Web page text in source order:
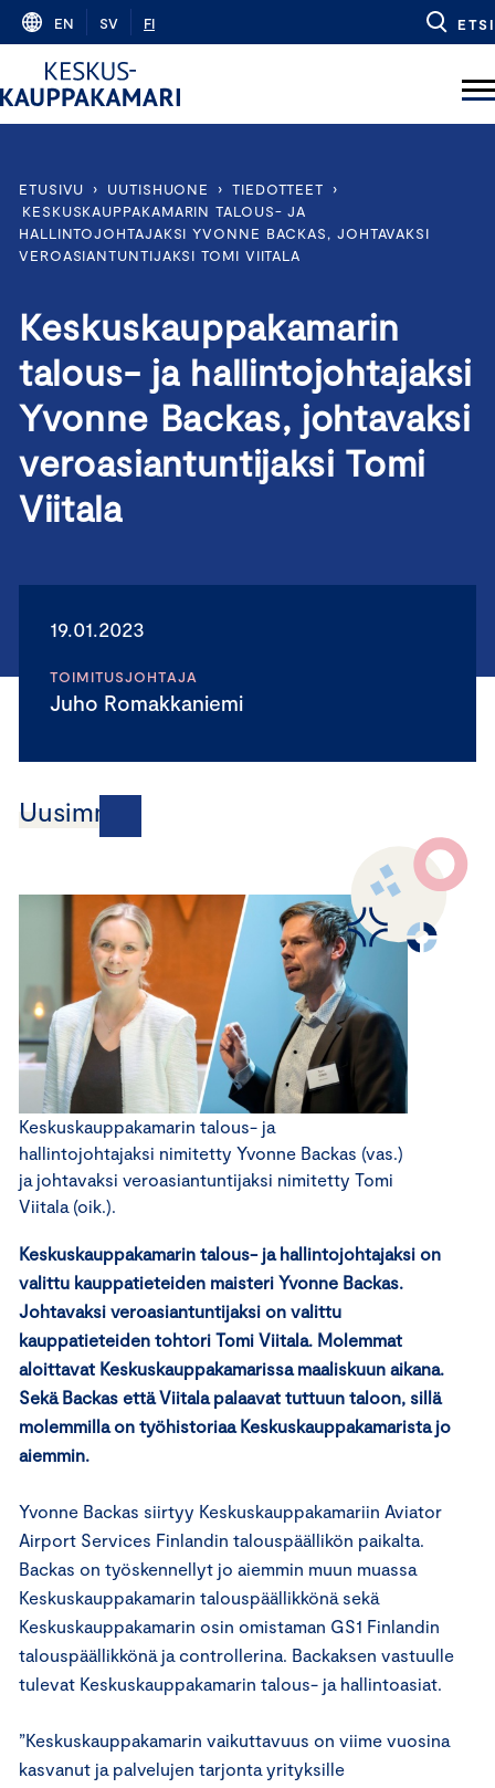
Skip
content
EN SV FI ETSI
ETUSIVU › UUTISHUONE › TIEDOTTEET
›
KESKUSKAUPPAKAMARIN TALOUS- JA
HALLINTOJOHTAJAKSI YVONNE BACKAS, JOHTAVAKSI
VEROASIANTUNTIJAKSI TOMI VIITALA
Keskuskauppakamarin
talous- ja hallintojohtajaksi
Yvonne Backas, johtavaksi
veroasiantuntijaksi Tomi
Viitala
19.01.2023
TOIMITUSJOHTAJA
Juho Romakkaniemi
Uusimmat
Keskuskauppakamarin talous- ja
hallintojohtajaksi nimitetty Yvonne Backas (vas.)
ja johtavaksi veroasiantuntijaksi nimitetty Tomi
Viitala (oik.).
Keskuskauppakamarin talous- ja hallintojohtajaksi on
valittu kauppatieteiden maisteri Yvonne Backas.
Johtavaksi veroasiantuntijaksi on valittu
kauppatieteiden tohtori Tomi Viitala. Molemmat
aloittavat Keskuskauppakamarissa maaliskuun aikana.
Sekä Backas että Viitala palaavat tuttuun taloon, sillä
molemmilla on työhistoriaa Keskuskauppakamarista jo
aiemmin.
Yvonne Backas siirtyy Keskuskauppakamariin Aviator
Airport Services Finlandin talouspäällikön paikalta.
Backas on työskennellyt jo aiemmin muun muassa
Keskuskauppakamarin talouspäällikkönä sekä
Keskuskauppakamarin osin omistaman GS1 Finlandin
talouspäällikkönä ja controllerina. Backaksen vastuulle
tulevat Keskuskauppakamarin talous- ja hallintoasiat.
”Keskuskauppakamarin vaikuttavuus on viime vuosina
kasvanut ja palvelujen tarjonta yrityksille